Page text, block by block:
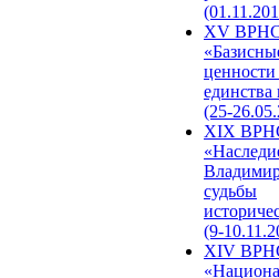
XV
единства
(25-
XIX
судьбы
(9-
XIV